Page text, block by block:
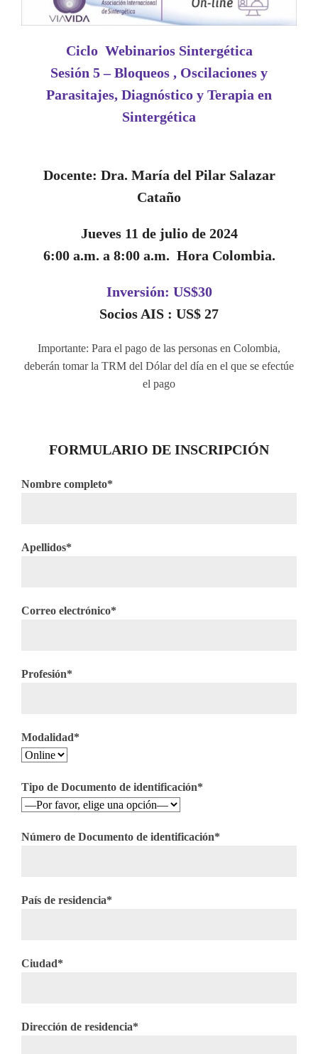
Ciclo Webinarios Sintergética
Sesión 5 – Bloqueos , Oscilaciones y
Parasitajes, Diagnóstico y Terapia en
Sintergética
Docente: Dra. María del Pilar Salazar
Cataño
Jueves 11 de julio de 2024
6:00 a.m. a 8:00 a.m. Hora Colombia.
Inversión: US$30
Socios AIS : US$ 27
Importante: Para el pago de las personas en Colombia,
deberán tomar la TRM del Dólar del día en el que se efectúe
el pago
FORMULARIO DE INSCRIPCIÓN
Nombre completo*
Apellidos*
Correo electrónico*
Profesión*
Modalidad*
Tipo de Documento de identificación*
Número de Documento de identificación*
País de residencia*
Ciudad*
Dirección de residencia*